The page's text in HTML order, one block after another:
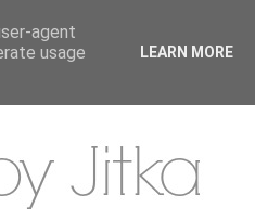
agent
usage
LEARN MORE